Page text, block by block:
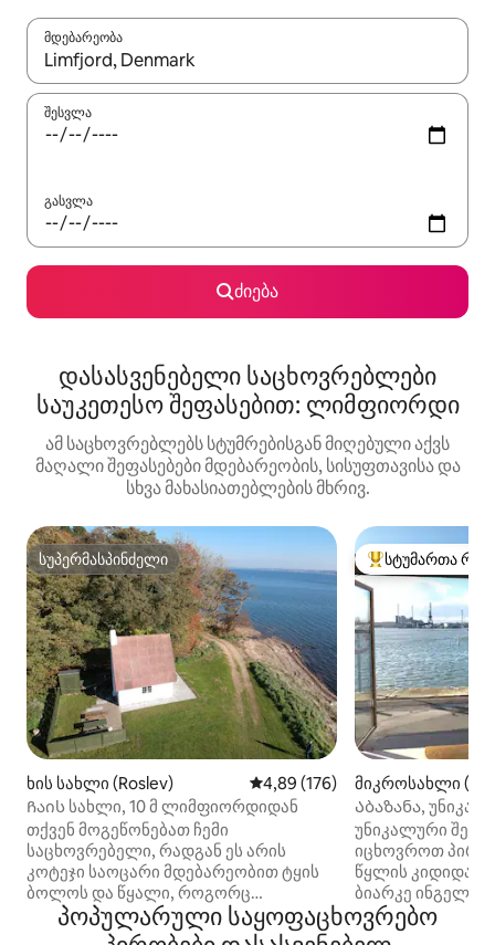
მდებარეობა
როცა შედეგები ხელმისაწვდომი გახდება, ნავიგაციისთვის
შესვლა
გასვლა
ძიება
დასასვენებელი საცხოვრებლები
საუკეთესო შეფასებით: ლიმფიორდი
ამ საცხოვრებლებს სტუმრებისგან მიღებული აქვს
მაღალი შეფასებები მდებარეობის, სისუფთავისა და
სხვა მახასიათებლების მხრივ.
სუპერმასპინძელი
სუპერმასპინძელი
ხის სახლი (Roslev) საშუალო შეფასებაა 5‑დან
4,89 (176)
Ჩაის სახლი, 10 მ ლიმფიორდიდან
თქვენ მოგეწონებათ ჩემი
საცხოვრებელი, რადგან ეს არის
კოტეჯი საოცარი მდებარეობით ტყის
ბოლოს და წყალი, როგორც
უახლოესი მეზობელი, შესასვლელი
კარიდან რამდენიმე მეტრშია. სახლი
სტუმართა
სტუმართა
მიკროსახლი
Აბაზანა,
პირზე,
უნიკალური
იცხოვროთ
წყლის კიდიდან
ბიარკე
ახლადაშენებულ
პარკინგის ადგილი
პოპულარული საყოფაცხოვრებო